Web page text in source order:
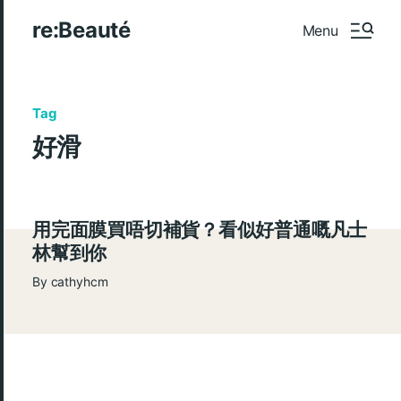
re:Beauté Menu
Tag
好滑
用完面膜買唔切補貨？看似好普通嘅凡士
林幫到你
By cathyhcm